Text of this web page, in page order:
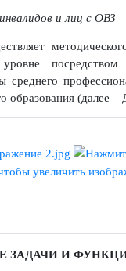
инвалидов и лиц
уровне
образования